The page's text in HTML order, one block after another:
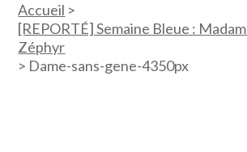
Accueil >
[REPORTÉ] Semaine Bleue :
Zéphyr
> Dame-sans-gene-4350px